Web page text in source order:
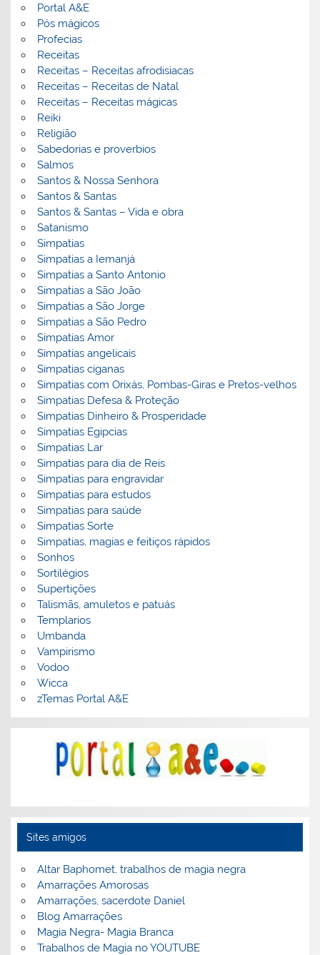
Portal A&E
Pós mágicos
Profecias
Receitas
Receitas – Receitas afrodisiacas
Receitas – Receitas de Natal
Receitas – Receitas mágicas
Reiki
Religião
Sabedorias e proverbios
Salmos
Santos & Nossa Senhora
Santos & Santas
Santos & Santas – Vida e obra
Satanismo
Simpatias
Simpatias a Iemanjá
Simpatias a Santo Antonio
Simpatias a São João
Simpatias a São Jorge
Simpatias a São Pedro
Simpatias Amor
Simpatias angelicais
Simpatias ciganas
Simpatias com Orixás, Pombas-Giras e Pretos-velhos
Simpatias Defesa & Proteção
Simpatias Dinheiro & Prosperidade
Simpatias Egipcias
Simpatias Lar
Simpatias para dia de Reis
Simpatias para engravidar
Simpatias para estudos
Simpatias para saúde
Simpatias Sorte
Simpatias, magias e feitiços rápidos
Sonhos
Sortilégios
Supertições
Talismãs, amuletos e patuás
Templarios
Umbanda
Vampirismo
Vodoo
Wicca
zTemas Portal A&E
Sites amigos
Altar Baphomet, trabalhos de magia negra
Amarrações Amorosas
Amarrações, sacerdote Daniel
Blog Amarrações
Magia Negra- Magia Branca
Trabalhos de Magia no YOUTUBE